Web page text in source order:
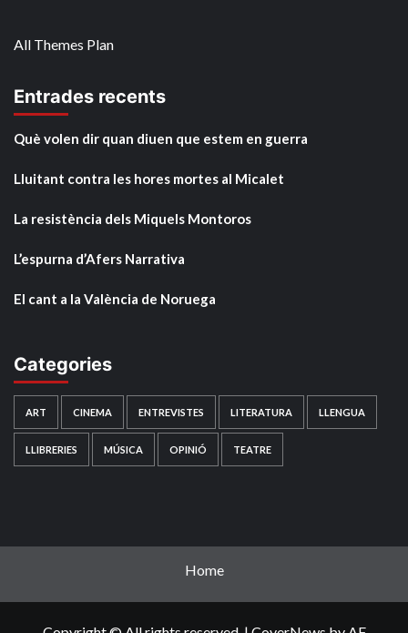
All Themes Plan
Entrades recents
Què volen dir quan diuen que estem en guerra
Lluitant contra les hores mortes al Micalet
La resistència dels Miquels Montoros
L’espurna d’Afers Narrativa
El cant a la València de Noruega
Categories
ART CINEMA ENTREVISTES LITERATURA LLENGUA
LLIBRERIES MÚSICA OPINIÓ TEATRE
Home